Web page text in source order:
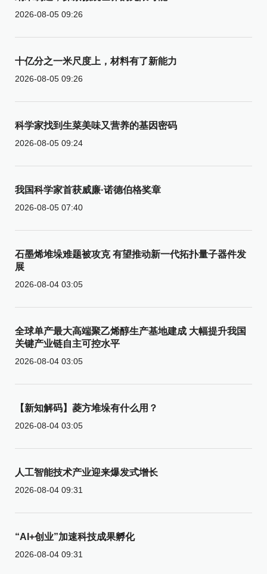
2026-08-05 09:26
十亿分之一米尺度上，材料有了新能力
2026-08-05 09:26
科学家找到生菜美味又营养的基因密码
2026-08-05 09:24
我国科学家首获威廉·诺德伯格奖章
2026-08-05 07:40
石墨烯堆垛难题被攻克 有望推动新一代拓扑量子器件发
展
2026-08-04 03:05
全球单产最大高端聚乙烯醇生产基地建成 大幅提升我国
关键产业链自主可控水平
2026-08-04 03:05
【新知解码】菱方堆垛有什么用？
2026-08-04 03:05
人工智能技术产业迎来爆发式增长
2026-08-04 09:31
“AI+创业”加速科技成果孵化
2026-08-04 09:31